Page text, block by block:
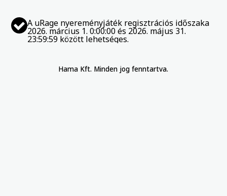
Status
message
A uRage nyereményjáték regisztrációs időszaka
2026. március 1. 0:00:00 és 2026. május 31.
23:59:59 között lehetséges.
Hama Kft. Minden jog fenntartva.